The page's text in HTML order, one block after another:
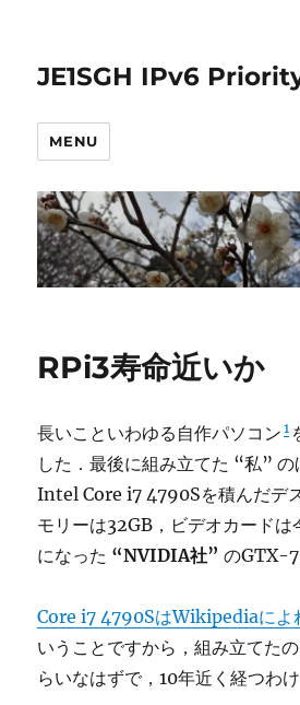
JE1SGH IPv6
MENU
RPi3寿命近いか
長いこといわゆる自作パソコン 1
した．最後に組み立てた “私”
Intel Core i7 4790Sを積んだデ
モリーは32GB，ビデオカードは
になった “NVIDIA社” のGTX-
Core i7 4790SはWikipediaによ
いうことですから，組み立てた
らいなはずで，10年近く経つわけ